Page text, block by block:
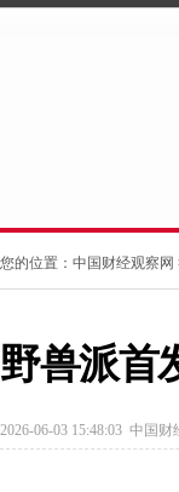
您的位置： 中国财经观察网
野兽派首
2026-06-03 15:48:03 中国财